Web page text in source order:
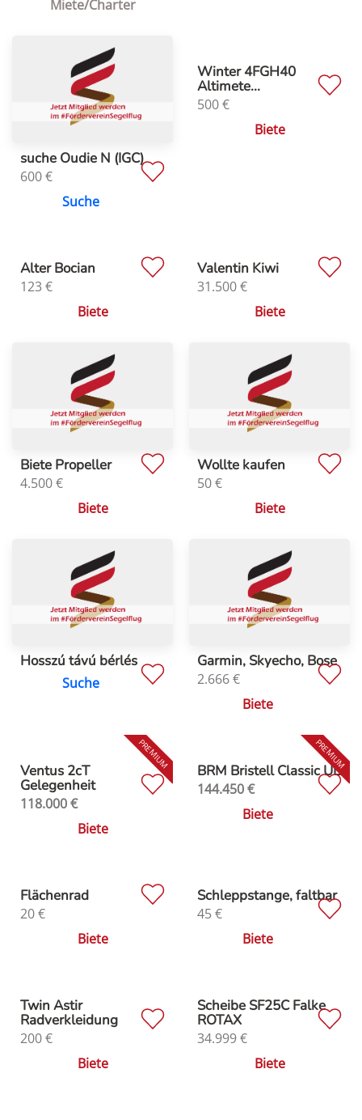
Miete/Charter
suche Oudie N (IGC)
600€
Suche
Winter 4FGH40
Altimete...
500€
Biete
Alter Bocian
123 €
Biete
Valentin Kiwi
31.500€
Biete
Biete Propeller
4.500€
Biete
Wollte kaufen
50€
Biete
Hosszú távú bérlés
Suche
Garmin, Skyecho, Bose
2.666€
Biete
Ventus 2cT
Gelegenheit
118.000€
Biete
BRM Bristell Classic UL
144.450€
Biete
Flächenrad
20€
Biete
Schleppstange, faltbar
45€
Biete
Twin Astir
Radverkleidung
200€
Biete
Scheibe SF25C Falke
ROTAX
34.999€
Biete